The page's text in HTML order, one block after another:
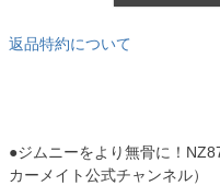
返品特約について
●ジムニーをより無骨に！
カーメイト公式チャンネル）